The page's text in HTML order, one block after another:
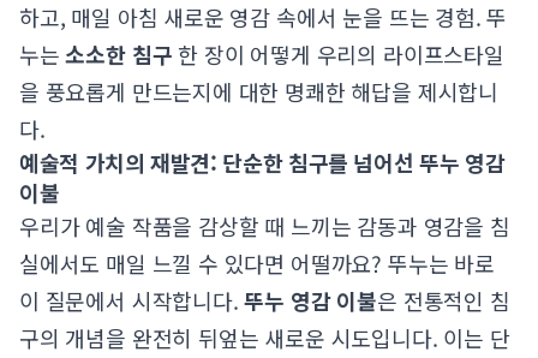
하고, 매일 아침 새로운 영감 속에서 눈을 뜨는 경험. 뚜
누는소소한 침구 한 장이 어떻게 우리의 라이프스타일
을 풍요롭게 만드는지에 대한 명쾌한 해답을 제시합니
다.
예술적 가치의 재발견: 단순한 침구를 넘어선 뚜누 영감
이불
우리가 예술 작품을 감상할 때 느끼는 감동과 영감을 침
실에서도 매일 느낄 수 있다면 어떨까요? 뚜누는 바로
이 질문에서 시작합니다.뚜누 영감 이불은 전통적인 침
구의 개념을 완전히 뒤엎는 새로운 시도입니다. 이는 단